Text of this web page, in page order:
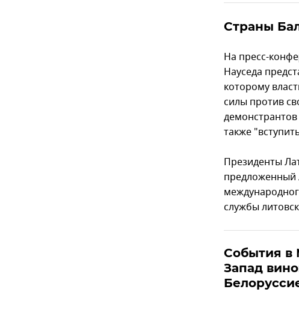
Страны
На пресс-
Науседа
которому
силы против
также
Президенты
предложенный
службы
События в
Запад